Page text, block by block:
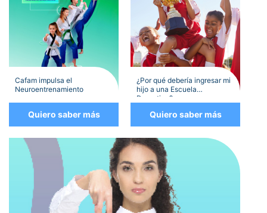
Cafam impulsa el
Neuroentrenamiento
Quiero saber más
¿Por qué debería ingresar mi
hijo a una Escuela
Deportiva?
Quiero saber más